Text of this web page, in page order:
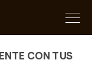
CON TUS